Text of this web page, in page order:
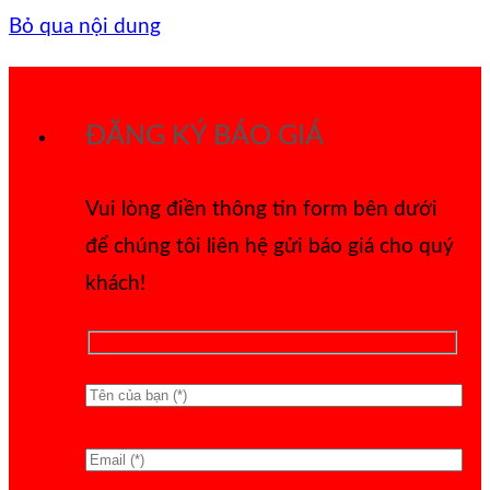
Bỏ qua nội dung
ĐĂNG KÝ BÁO GIÁ
Vui lòng điền thông tin form bên dưới
để chúng tôi liên hệ gửi báo giá cho quý
khách!